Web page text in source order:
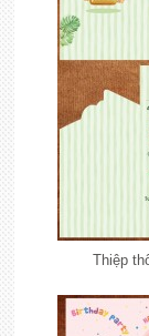
Thiệp